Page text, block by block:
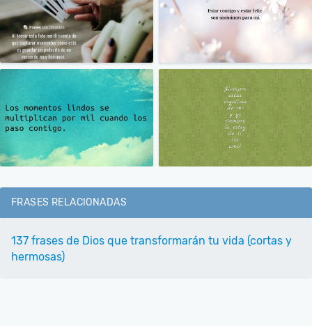
FRASES RELACIONADAS
137 frases de Dios que transformarán tu vida (cortas y
hermosas)